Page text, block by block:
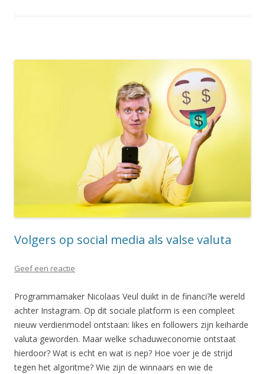
Volgers op social media als valse valuta
Geef een reactie
Programmamaker Nicolaas Veul duikt in de financi?le wereld
achter Instagram. Op dit sociale platform is een compleet
nieuw verdienmodel ontstaan: likes en followers zijn keiharde
valuta geworden. Maar welke schaduweconomie ontstaat
hierdoor? Wat is echt en wat is nep? Hoe voer je de strijd
tegen het algoritme? Wie zijn de winnaars en wie de